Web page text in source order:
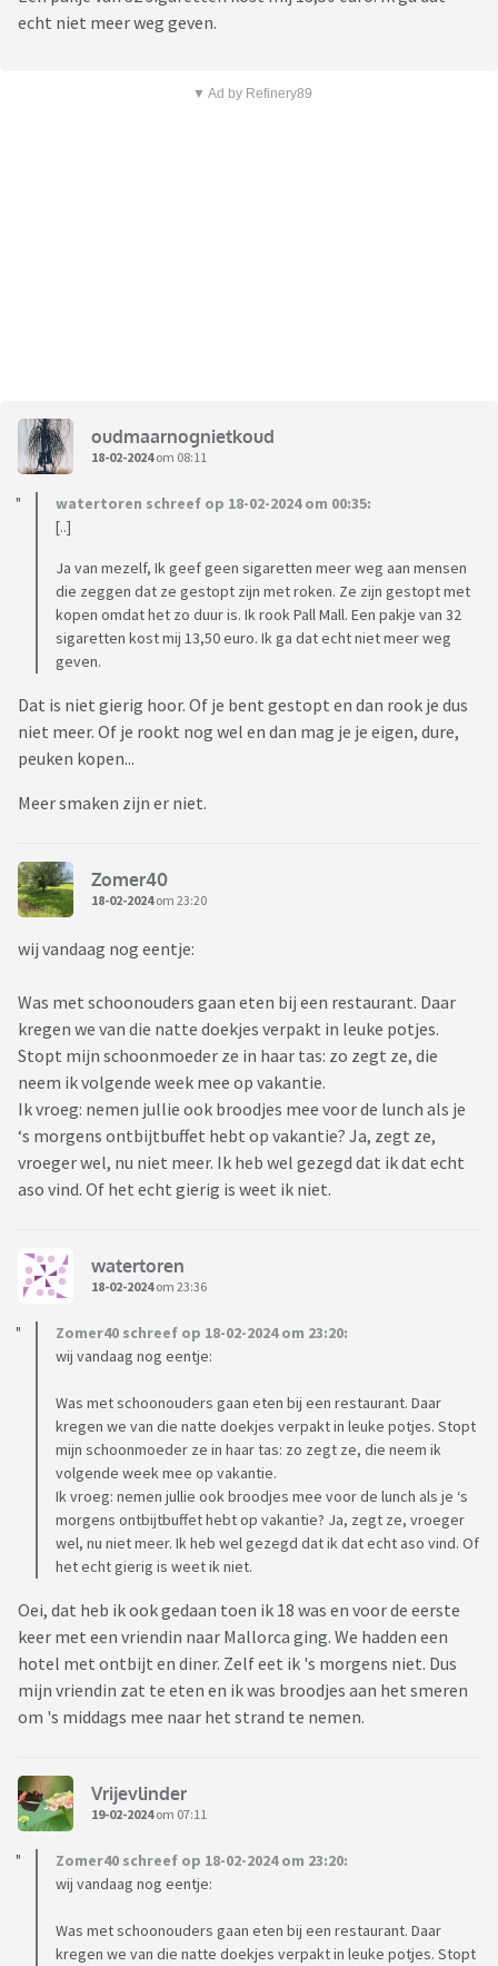
echt niet meer weg geven.
▼ Ad by Refinery89
oudmaarnognietkoud
18-02-2024om 08:11
watertoren schreef op 18-02-2024 om 00:35:
[..]
Ja van mezelf, Ik geef geen sigaretten meer weg aan mensen
die zeggen dat ze gestopt zijn met roken. Ze zijn gestopt met
kopen omdat het zo duur is. Ik rook Pall Mall. Een pakje van 32
sigaretten kost mij 13,50 euro. Ik ga dat echt niet meer weg
geven.
Dat is niet gierig hoor. Of je bent gestopt en dan rook je dus
niet meer. Of je rookt nog wel en dan mag je je eigen, dure,
peuken kopen...
Meer smaken zijn er niet.
Zomer40
18-02-2024om 23:20
wij vandaag nog eentje:
Was met schoonouders gaan eten bij een restaurant. Daar
kregen we van die natte doekjes verpakt in leuke potjes.
Stopt mijn schoonmoeder ze in haar tas: zo zegt ze, die
neem ik volgende week mee op vakantie.
Ik vroeg: nemen jullie ook broodjes mee voor de lunch als je
‘s morgens ontbijtbuffet hebt op vakantie? Ja, zegt ze,
vroeger wel, nu niet meer. Ik heb wel gezegd dat ik dat echt
aso vind. Of het echt gierig is weet ik niet.
watertoren
18-02-2024om 23:36
Zomer40 schreef op 18-02-2024 om 23:20:
wij vandaag nog eentje:
Was met schoonouders gaan eten bij een restaurant. Daar
kregen we van die natte doekjes verpakt in leuke potjes. Stopt
mijn schoonmoeder ze in haar tas: zo zegt ze, die neem ik
volgende week mee op vakantie.
Ik vroeg: nemen jullie ook broodjes mee voor de lunch als je ‘s
morgens ontbijtbuffet hebt op vakantie? Ja, zegt ze, vroeger
wel, nu niet meer. Ik heb wel gezegd dat ik dat echt aso vind. Of
het echt gierig is weet ik niet.
Oei, dat heb ik ook gedaan toen ik 18 was en voor de eerste
keer met een vriendin naar Mallorca ging. We hadden een
hotel met ontbijt en diner. Zelf eet ik 's morgens niet. Dus
mijn vriendin zat te eten en ik was broodjes aan het smeren
om 's middags mee naar het strand te nemen.
Vrijevlinder
19-02-2024om 07:11
Zomer40 schreef op 18-02-2024 om 23:20:
wij vandaag nog eentje:
Was met schoonouders gaan eten bij een restaurant. Daar
kregen we van die natte doekjes verpakt in leuke potjes. Stopt